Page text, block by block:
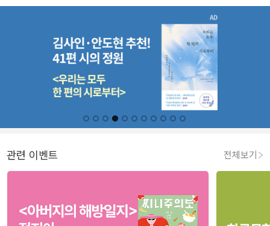
관련 이벤트 전체보기